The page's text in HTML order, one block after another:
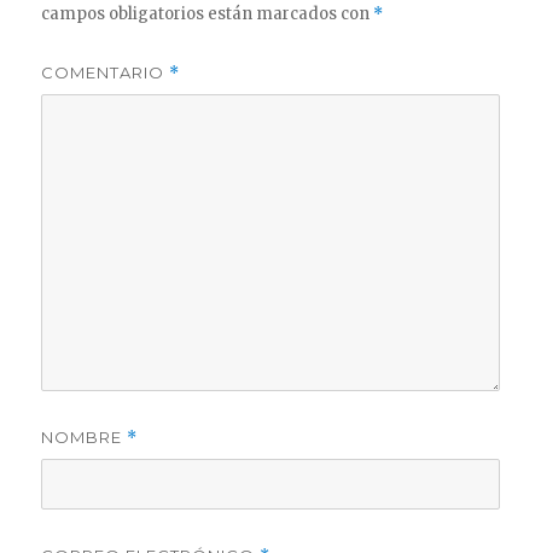
campos obligatorios están marcados con *
COMENTARIO *
NOMBRE *